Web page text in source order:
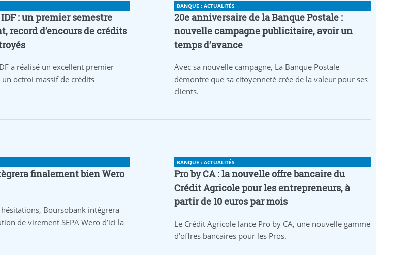
: un premier semestre
record d’encours de crédits
a réalisé un excellent premier
octroi massif de crédits
BANQUE : ACTUALITÉS
20e anniversaire de la Banque Postale :
nouvelle campagne publicitaire, avoir un
temps d’avance
Avec sa nouvelle campagne, La Banque Postale
démontre que sa citoyenneté crée de la valeur pour ses
clients.
finalement bien Wero
Boursobank intégrera
de virement SEPA Wero d’ici la
BANQUE : ACTUALITÉS
Pro by CA : la nouvelle offre bancaire du
Crédit Agricole pour les entrepreneurs, à
partir de 10 euros par mois
Le Crédit Agricole lance Pro by CA, une nouvelle gamme
d’offres bancaires pour les Pros.